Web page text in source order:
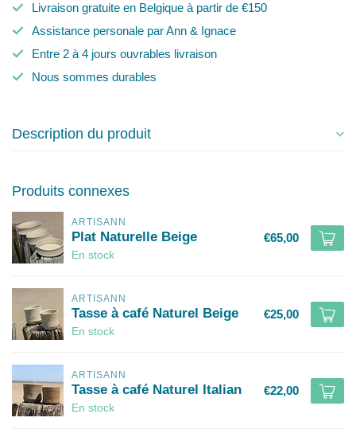
Livraison gratuite en Belgique à partir de €150
Assistance personale par Ann & Ignace
Entre 2 à 4 jours ouvrables livraison
Nous sommes durables
Description du produit
Produits connexes
ARTISANN
Plat Naturelle Beige
En stock
€65,00
ARTISANN
Tasse à café Naturel Beige
En stock
€25,00
ARTISANN
Tasse à café Naturel Italian
En stock
€22,00